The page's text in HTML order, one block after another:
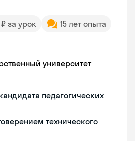
₽ за урок
15 лет опыта
университет
педагогических
технического